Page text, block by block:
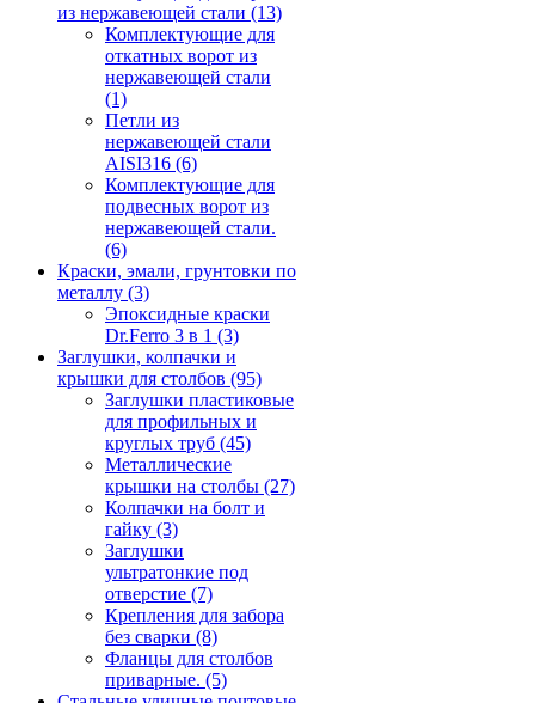
из нержавеющей стали (13)
Комплектующие для
откатных ворот из
нержавеющей стали
(1)
Петли из
нержавеющей стали
AISI316 (6)
Комплектующие для
подвесных ворот из
нержавеющей стали.
(6)
Краски, эмали, грунтовки по
металлу (3)
Эпоксидные краски
Dr.Ferro 3 в 1 (3)
Заглушки, колпачки и
крышки для столбов (95)
Заглушки пластиковые
для профильных и
круглых труб (45)
Металлические
крышки на столбы (27)
Колпачки на болт и
гайку (3)
Заглушки
ультратонкие под
отверстие (7)
Крепления для забора
без сварки (8)
Фланцы для столбов
приварные. (5)